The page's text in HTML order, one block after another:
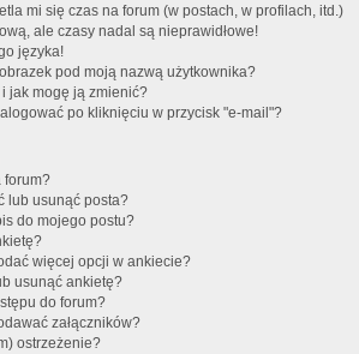
mi się czas na forum (w postach, w profilach, itd.)
ale czasy nadal są nieprawidłowe!
języka!
pod moją nazwą użytkownika?
jak mogę ją zmienić?
po kliknięciu w przycisk "e-mail"?
forum?
lub usunąć posta?
do mojego postu?
więcej opcji w ankiecie?
usunąć ankietę?
do forum?
załączników?
ostrzeżenie?